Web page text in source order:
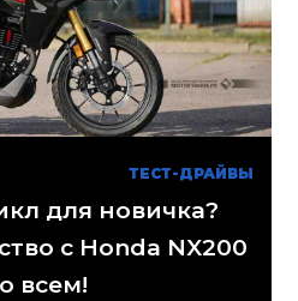
ТЕСТ-ДРАЙВЫ
для новичка?
с Honda NX200
всем!